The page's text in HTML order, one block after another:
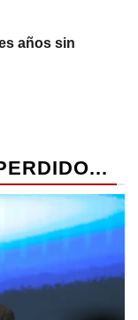
años sin